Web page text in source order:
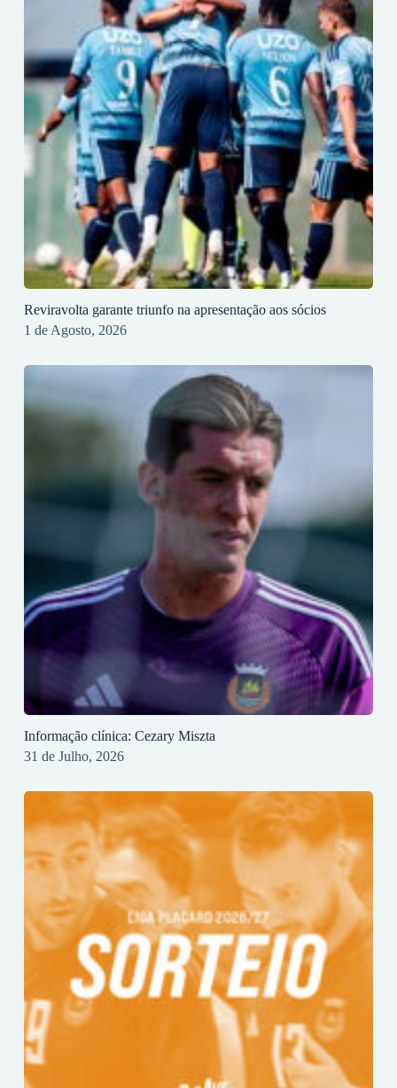
Reviravolta garante triunfo na apresentação aos sócios
1 de Agosto, 2026
Informação clínica: Cezary Miszta
31 de Julho, 2026